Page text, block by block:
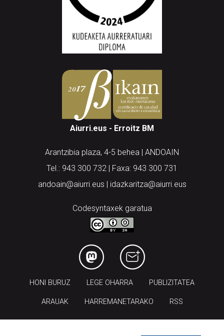
Aiurri.eus - Erroitz BM
Arantzibia plaza, 4-5 behea | ANDOAIN
Tel.: 943 300 732 | Faxa: 943 300 731
andoain@aiurri.eus | idazkaritza@aiurri.eus
Codesyntaxek garatua
HONI BURUZ LEGE OHARRA PUBLIZITATEA
ARAUAK HARREMANETARAKO RSS